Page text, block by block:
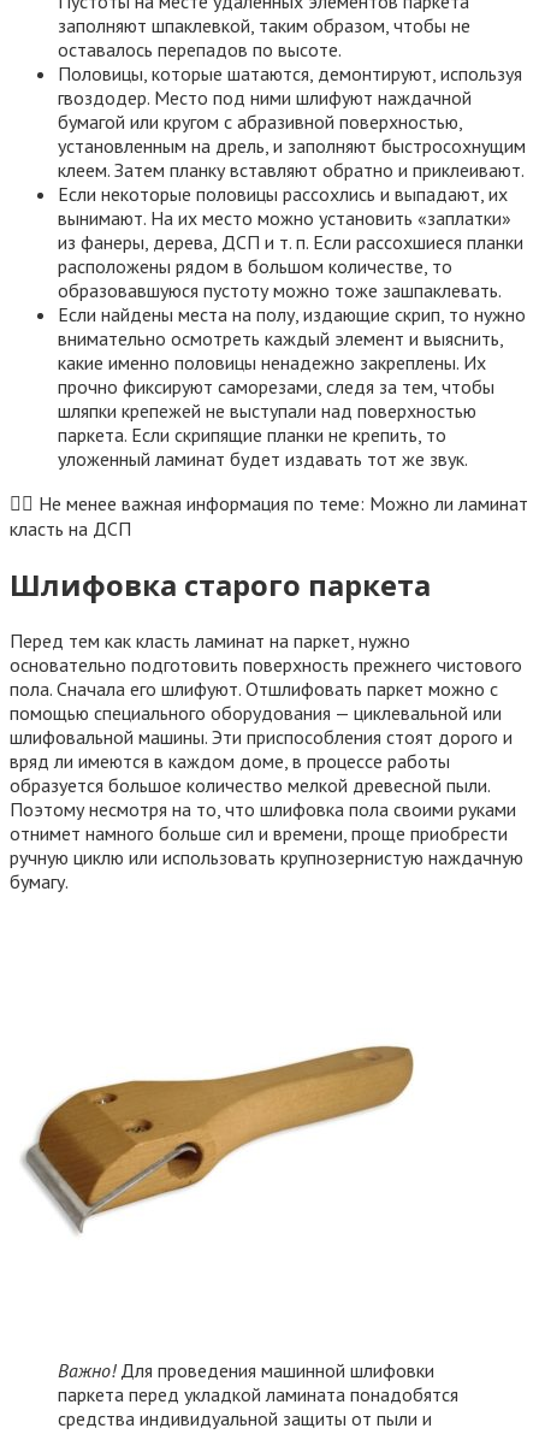
заполняют шпаклевкой, таким образом, чтобы не
оставалось перепадов по высоте.
Половицы, которые шатаются, демонтируют, используя
гвоздодер. Место под ними шлифуют наждачной
бумагой или кругом с абразивной поверхностью,
установленным на дрель, и заполняют быстросохнущим
клеем. Затем планку вставляют обратно и приклеивают.
Если некоторые половицы рассохлись и выпадают, их
вынимают. На их место можно установить «заплатки»
из фанеры, дерева, ДСП и т. п. Если рассохшиеся планки
расположены рядом в большом количестве, то
образовавшуюся пустоту можно тоже зашпаклевать.
Если найдены места на полу, издающие скрип, то нужно
внимательно осмотреть каждый элемент и выяснить,
какие именно половицы ненадежно закреплены. Их
прочно фиксируют саморезами, следя за тем, чтобы
шляпки крепежей не выступали над поверхностью
паркета. Если скрипящие планки не крепить, то
уложенный ламинат будет издавать тот же звук.
👷‍♂️ Не менее важная информация по теме: Можно ли ламинат
класть на ДСП
Шлифовка старого паркета
Перед тем как класть ламинат на паркет, нужно
основательно подготовить поверхность прежнего чистового
пола. Сначала его шлифуют. Отшлифовать паркет можно с
помощью специального оборудования — циклевальной или
шлифовальной машины. Эти приспособления стоят дорого и
вряд ли имеются в каждом доме, в процессе работы
образуется большое количество мелкой древесной пыли.
Поэтому несмотря на то, что шлифовка пола своими руками
отнимет намного больше сил и времени, проще приобрести
ручную циклю или использовать крупнозернистую наждачную
бумагу.
Важно!Для проведения машинной шлифовки
паркета перед укладкой ламината понадобятся
средства индивидуальной защиты от пыли и